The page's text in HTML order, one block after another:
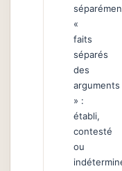
«
faits
séparés
des
arguments
» :
établi,
contesté
ou